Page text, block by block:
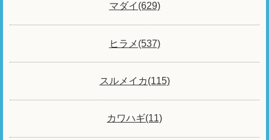
マダイ(629)
ヒラメ(537)
スルメイカ(115)
カワハギ(11)